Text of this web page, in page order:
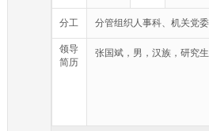
分工 分管组织人事科、机关党委
领导
简历
张国斌，男，汉族，研究生